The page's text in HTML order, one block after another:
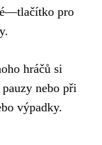
pro
hráčů si
nebo při
výpadky.